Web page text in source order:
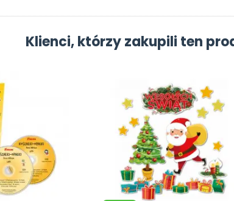
Klienci, którzy zakupili ten